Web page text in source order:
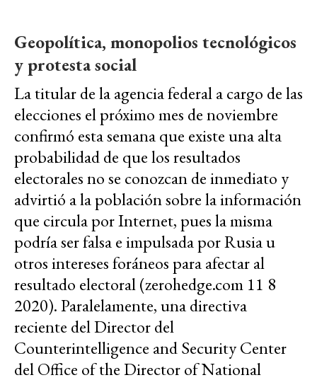
Geopolítica, monopolios tecnológicos
y protesta social
La titular de la agencia federal a cargo de las
elecciones el próximo mes de noviembre
confirmó esta semana que existe una alta
probabilidad de que los resultados
electorales no se conozcan de inmediato y
advirtió a la población sobre la información
que circula por Internet, pues la misma
podría ser falsa e impulsada por Rusia u
otros intereses foráneos para afectar al
resultado electoral (zerohedge.com 11 8
2020). Paralelamente, una directiva
reciente del Director del
Counterintelligence and Security Center
del Office of the Director of National